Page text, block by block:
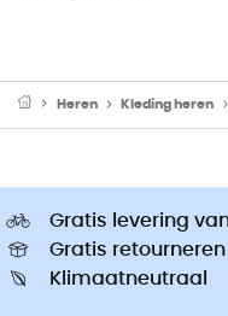
Heren Kleding heren
Gratis levering
Gratis
Klimaatneutraal